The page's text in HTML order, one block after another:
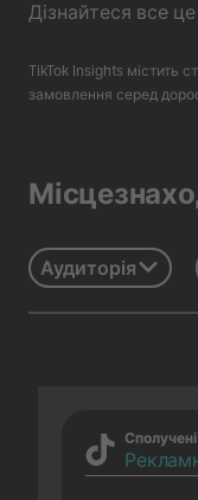
Дізнайтеся все
TikTok Insights містить
замовлення серед
Аудиторія